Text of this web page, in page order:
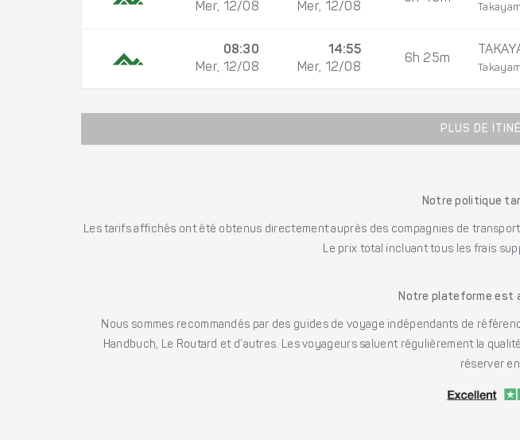
Mer, 12/08
Mer, 12/08
08:30
Mer, 12/08
14:55
Mer, 12/08
6h 25m
PLUS DE
Notre politique
Les tarifs affichés ont été obtenus directement auprès des compagnies de
Le prix total incluant tous les frais
Notre plateforme est
Nous sommes recommandés par des guides de voyage indépendants de
Handbuch, Le Routard et d’autres. Les voyageurs saluent régulièrement la
réserver